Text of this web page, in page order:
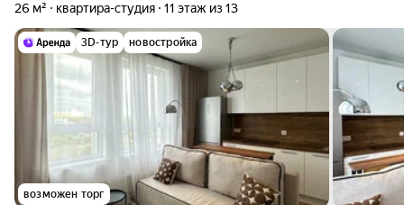
26 м²
квартира-студия 11 этаж из 13
3D-тур новостройка
возможен торг